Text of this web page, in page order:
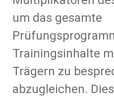
um das gesamte
Trainingsinhalte
Trägern zu
abzugleichen.